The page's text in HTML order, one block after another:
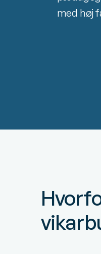
med høj